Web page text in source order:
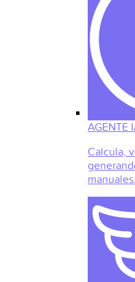
AGENTE
Calcula,
manuales.